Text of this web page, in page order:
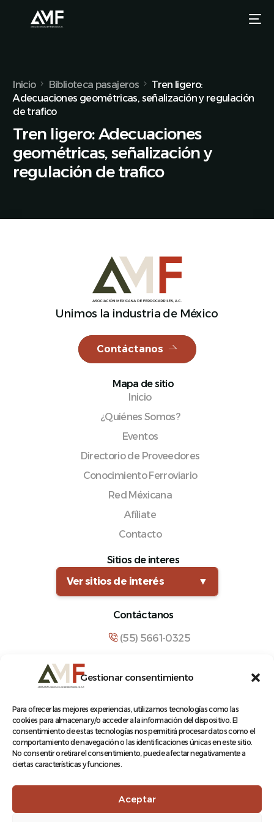
Gestionar consentimiento
Para ofrecer las mejores experiencias, utilizamos tecnologías como las
cookies para almacenar y/o acceder a la información del dispositivo. El
consentimiento de estas tecnologías nos permitirá procesar datos como el
comportamiento de navegación o las identificaciones únicas en este sitio.
No consentir o retirar el consentimiento, puede afectar negativamente a
ciertas características y funciones.
Aceptar
Inicio Biblioteca pasajeros
Tren ligero:
Adecuaciones geométricas, señalización y regulación
de trafico
Tren ligero: Adecuaciones
geométricas, señalización y
regulación de trafico
Unimos la industria de México
Contáctanos
Mapa de sitio
Inicio
¿Quiénes Somos?
Eventos
Directorio de Proveedores
Conocimiento Ferroviario
Red Méxicana
Afíliate
Contacto
Sitios de interes
Ver sitios de interés
▼
Contáctanos
(55) 5661-0325
Manuel María Contreras 133, Cuauhtémoc,